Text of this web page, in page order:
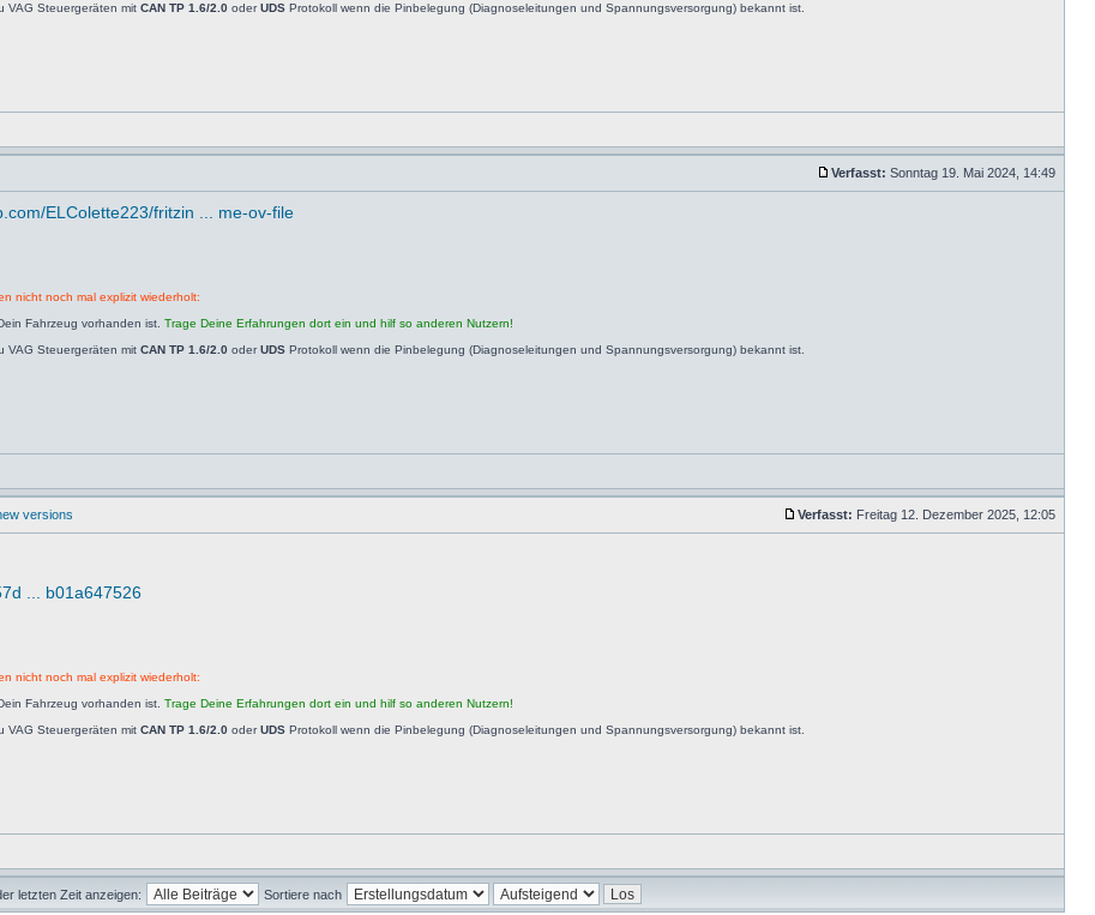
VAG Steuergeräten mit CAN TP 1.6/2.0 oderUDS Protokoll wenn die Pinbelegung (Diagnoseleitungen und Spannungsversorgung) bekannt ist.
Verfasst: Sonntag 19. Mai 2024, 14:49
ELColette223/fritzin ... me-ov-file
nicht noch mal explizit wiederholt:
Fahrzeug vorhanden ist. Trage Deine Erfahrungen dort ein und hilf so anderen Nutzern!
VAG Steuergeräten mit CAN TP 1.6/2.0 oderUDS Protokoll wenn die Pinbelegung (Diagnoseleitungen und Spannungsversorgung) bekannt ist.
versions Verfasst: Freitag 12. Dezember 2025, 12:05
... b01a647526
nicht noch mal explizit wiederholt:
Fahrzeug vorhanden ist. Trage Deine Erfahrungen dort ein und hilf so anderen Nutzern!
VAG Steuergeräten mit CAN TP 1.6/2.0 oderUDS Protokoll wenn die Pinbelegung (Diagnoseleitungen und Spannungsversorgung) bekannt ist.
letzten Zeit anzeigen: Sortiere nach